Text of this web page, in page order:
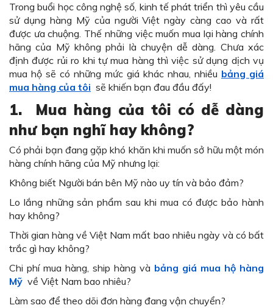
Trong buổi học công nghệ số, kinh tế phát triển thì yêu cầu
sử dụng hàng Mỹ của người Việt ngày càng cao và rất
được ưa chuộng. Thế những việc muốn mua lại hàng chính
hãng của Mỹ không phải là chuyện dễ dàng. Chưa xác
định được rủi ro khi tự mua hàng thì việc sử dụng dịch vụ
mua hộ sẽ có những mức giá khác nhau, nhiều bảng giá
mua hàng của tôi sẽ khiến bạn đau đầu đấy!
1.
Mua hàng của tôi có dễ dàng
như bạn nghĩ hay không?
Có phải bạn đang gặp khó khăn khi muốn sở hữu một món
hàng chính hãng của Mỹ nhưng lại:
Không biết Người bán bên Mỹ nào uy tín và bảo đảm?
Lo lắng những sản phẩm sau khi mua có được bảo hành
hay không?
Thời gian hàng về Việt Nam mất bao nhiêu ngày và có bất
trắc gì hay không?
Chi phí mua hàng, ship hàng và bảng giá mua hộ hàng
Mỹ về Việt Nam bao nhiêu?
Làm sao để theo dõi đơn hàng đang vận chuyển?